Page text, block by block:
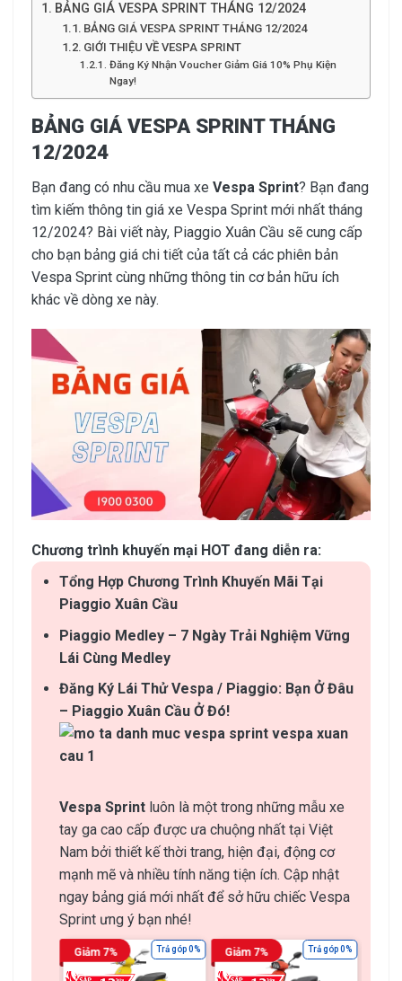
BẢNG GIÁ VESPA SPRINT THÁNG 12/2024
BẢNG GIÁ VESPA SPRINT THÁNG 12/2024
GIỚI THIỆU VỀ VESPA SPRINT
Đăng Ký Nhận Voucher Giảm Giá 10% Phụ Kiện
Ngay!
BẢNG GIÁ VESPA SPRINT THÁNG
12/2024
Bạn đang có nhu cầu mua xe Vespa Sprint? Bạn đang
tìm kiếm thông tin giá xe Vespa Sprint mới nhất tháng
12/2024? Bài viết này, Piaggio Xuân Cầu sẽ cung cấp
cho bạn bảng giá chi tiết của tất cả các phiên bản
Vespa Sprint cùng những thông tin cơ bản hữu ích
khác về dòng xe này.
Chương trình khuyến mại HOT đang diễn ra:
Tổng Hợp Chương Trình Khuyến Mãi Tại
Piaggio Xuân Cầu
Piaggio Medley – 7 Ngày Trải Nghiệm Vững
Lái Cùng Medley
Đăng Ký Lái Thử Vespa / Piaggio: Bạn Ở Đâu
– Piaggio Xuân Cầu Ở Đó!
Vespa Sprintluôn là một trong những mẫu xe
tay ga cao cấp được ưa chuộng nhất tại Việt
Nam bởi thiết kế thời trang, hiện đại, động cơ
mạnh mẽ và nhiều tính năng tiện ích. Cập nhật
ngay bảng giá mới nhất để sở hữu chiếc Vespa
Sprint ưng ý bạn nhé!
Giảm 7% Trả góp 0% Giảm 7% Trả góp 0%